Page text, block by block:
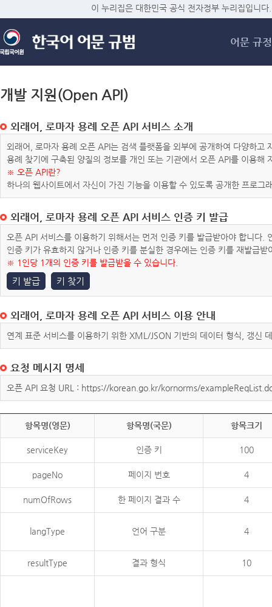
메
이 누리집은 대한민국 공식 전자정부 누리집입니다.
어문 규정
개발 지원(Open API)
외래어, 로마자 용례 오픈 API 서비스 소개
외래어, 로마자 용례 오픈 API는 검색 플랫폼을 외부에 공개하여 다양하
용례 찾기에 구축된 양질의 정보를 개인 또는 기관에서 오픈 API를 이용해
※ 오픈 API란?
하나의 웹사이트에서 자신이 가진 기능을 이용할 수 있도록 공개한 프로그
외래어, 로마자 용례 오픈 API 서비스 인증 키 발급
오픈 API 서비스를 이용하기 위해서는 먼저 인증 키를 발급받아야 합니다
인증 키가 유효하지 않거나 인증 키를 분실한 경우에는 인증 키를 재발급받
※ 1인당 1개의 인증 키를 발급받을 수 있습니다.
키 발급 키 찾기
외래어, 로마자 용례 오픈 API 서비스 이용 안내
연계 표준 서비스를 이용하기 위한 XML/JSON 기반의 데이터 형식, 갱신
요청 메시지 명세
오픈 API 요청 URL : https://korean.go.kr/kornorms/
항목명(영문) 항목명(국문) 항목크기
serviceKey 인증 키 100
pageNo 페이지 번호 4
numOfRows 한 페이지 결과 수 4
langType 언어 구분 4
resultType 결과 형식 10